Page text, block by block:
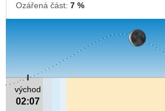
Ozářená část: 7 %
východ
02:07